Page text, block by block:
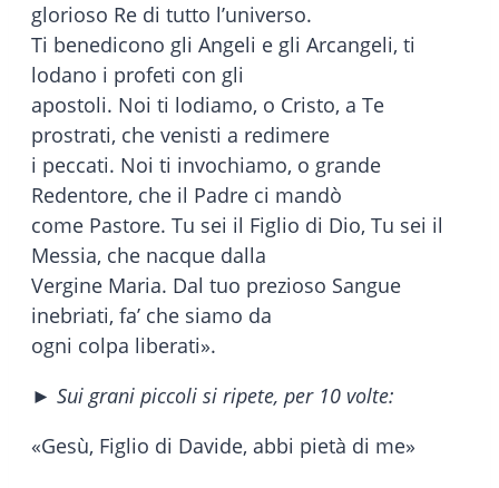
glorioso Re di tutto l’universo.
Ti benedicono gli Angeli e gli Arcangeli, ti
lodano i profeti con gli
apostoli. Noi ti lodiamo, o Cristo, a Te
prostrati, che venisti a redimere
i peccati. Noi ti invochiamo, o grande
Redentore, che il Padre ci mandò
come Pastore. Tu sei il Figlio di Dio, Tu sei il
Messia, che nacque dalla
Vergine Maria. Dal tuo prezioso Sangue
inebriati, fa’ che siamo da
ogni colpa liberati».
► Sui grani piccoli si ripete, per 10 volte:
«Gesù, Figlio di Davide, abbi pietà di me»